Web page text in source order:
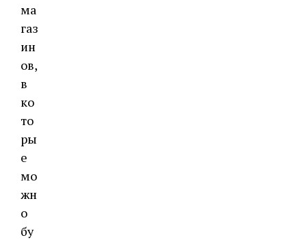
ма
газ
ин
ов,
в
ко
то
ры
е
мо
жн
о
бу